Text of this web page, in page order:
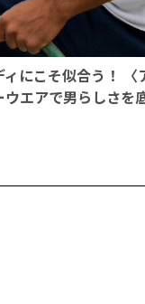
にこそ似合う！ 〈
ウエアで男らしさを